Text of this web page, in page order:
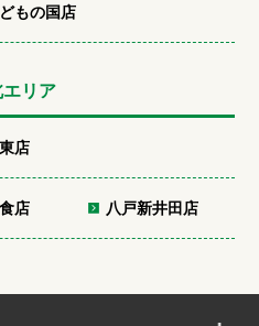
もの国店
リア
店
店 八戸新井田店